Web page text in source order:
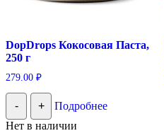
DopDrops Кокосовая Паста,
250 г
279.00 ₽
- +
Подробнее
Нет в наличии